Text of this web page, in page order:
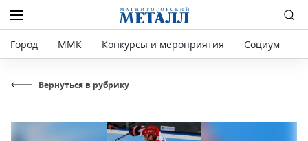
Город ММК Конкурсы и мероприятия Социум
Вернуться в рубрику